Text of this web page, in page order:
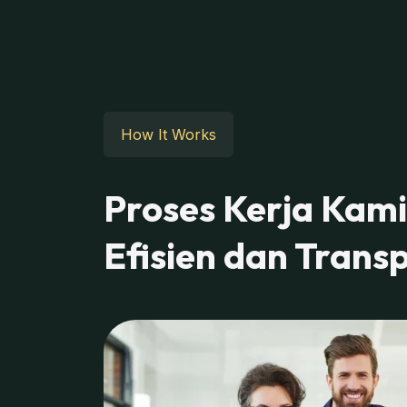
How It Works
Proses Kerja
Efisien dan